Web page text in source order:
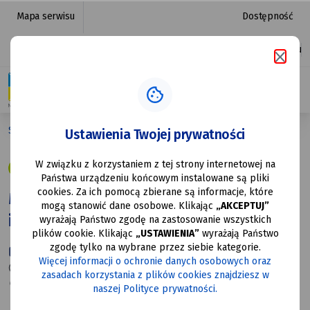
przejdź do nawigacji strony
przejdź do treści strony
przejdź do stopki strony
Muzyczny
Rynek
-
Karaoke
i Potańcówka
Mapa serwisu Dostępność
Ułatwienia dostępu
Platforma zakupowa
Strona główna Muzyczny Rynek - Karaoke i Potańcówka
11 LIP
Muzyczny Rynek - Karaoke
i Potańcówka
11-07-2026
19:00
Rynek Mysłowice
Ustawienia Twojej prywatności
W związku z korzystaniem z tej strony internetowej na
Państwa urządzeniu końcowym instalowane są pliki
cookies. Za ich pomocą zbierane są informacje, które
mogą stanowić dane osobowe. Klikając „AKCEPTUJ”
wyrażają Państwo zgodę na zastosowanie wszystkich
plików cookie. Klikając „USTAWIENIA”wyrażają Państwo
zgodę tylko na wybrane przez siebie kategorie.
Więcej informacji o ochronie danych osobowych oraz
zasadach korzystania z plików cookies znajdziesz w
naszej Polityce prywatności.